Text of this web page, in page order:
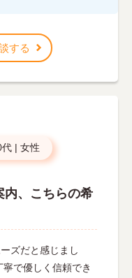
する
代 | 女性
内、こちらの希
ズだと感じまし
で優しく信頼でき